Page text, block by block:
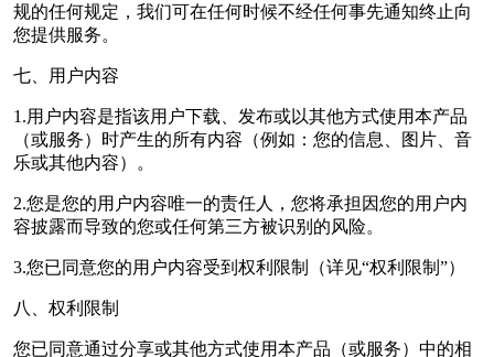
规的任何规定，我们可在任何时候不经任何事先通知终止向
您提供服务。
七、用户内容
1.用户内容是指该用户下载、发布或以其他方式使用本产品
（或服务）时产生的所有内容（例如：您的信息、图片、音
乐或其他内容）。
2.您是您的用户内容唯一的责任人，您将承担因您的用户内
容披露而导致的您或任何第三方被识别的风险。
3.您已同意您的用户内容受到权利限制（详见“权利限制”）
八、权利限制
您已同意通过分享或其他方式使用本产品（或服务）中的相